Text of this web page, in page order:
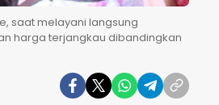
saat melayani langsung
harga terjangkau dibandingkan